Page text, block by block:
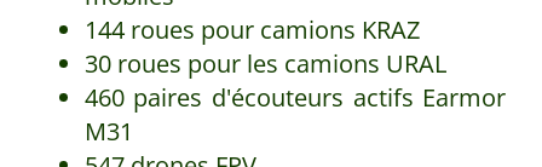
144 roues pour camions KRAZ
30 roues pour les camions URAL
460 paires d'écouteurs actifs Earmor
M31